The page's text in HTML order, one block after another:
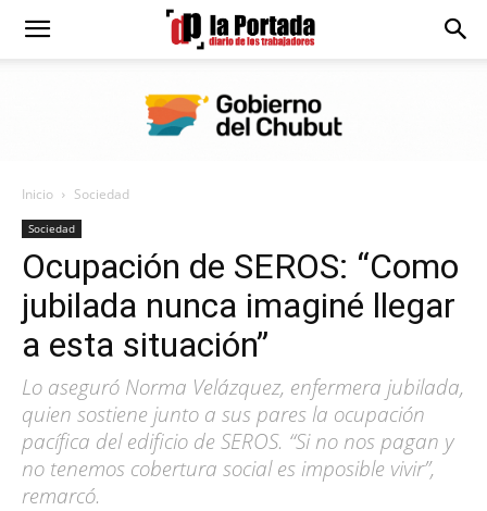
Diario
Portada
Inicio Sociedad
Sociedad
Ocupación de SEROS: “Como
jubilada nunca imaginé llegar
a esta situación”
Lo aseguró Norma Velázquez, enfermera jubilada,
quien sostiene junto a sus pares la ocupación
pacífica del edificio de SEROS. “Si no nos pagan y
no tenemos cobertura social es imposible vivir”,
remarcó.